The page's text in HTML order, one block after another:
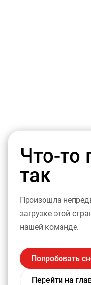
Что-то
так
Произошла
загрузке этой
нашей команде.
Попробовать
Перейти на